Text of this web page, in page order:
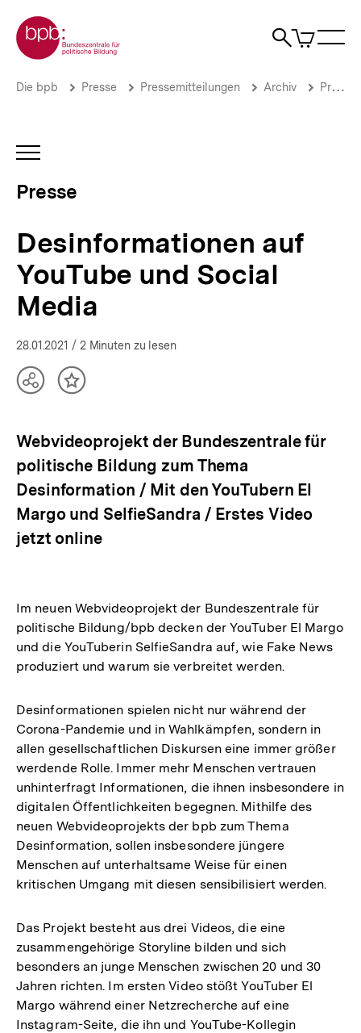
zum
Seiteninhalt
springen
Zur Startseite der bpb
Suche
Artikel
im
Desinformationen
Social
Media
Presse
Brotkrümelnavigation
Pfadnavigation
Die bpb Presse Pressemitteilungen Archiv Pressemitteilungen 2021
INHALTSNAVIGATION
Presse
Desinformationen auf
YouTube und Social
Media
28.01.2021 / 2 Minuten zu lesen
TeilenInhalt
Webvideoprojekt der Bundeszentrale für
politische Bildung zum Thema
Desinformation / Mit den YouTubern El
Margo und SelfieSandra / Erstes Video
jetzt online
Im neuen Webvideoprojekt der Bundeszentrale für
politische Bildung/bpb decken der YouTuber El Margo
und die YouTuberin SelfieSandra auf, wie Fake News
produziert und warum sie verbreitet werden.
Desinformationen spielen nicht nur während der
Corona-Pandemie und in Wahlkämpfen, sondern in
allen gesellschaftlichen Diskursen eine immer größer
werdende Rolle. Immer mehr Menschen vertrauen
unhinterfragt Informationen, die ihnen insbesondere in
digitalen Öffentlichkeiten begegnen. Mithilfe des
neuen Webvideoprojekts der bpb zum Thema
Desinformation, sollen insbesondere jüngere
Menschen auf unterhaltsame Weise für einen
kritischen Umgang mit diesen sensibilisiert werden.
Das Projekt besteht aus drei Videos, die eine
zusammengehörige Storyline bilden und sich
besonders an junge Menschen zwischen 20 und 30
Jahren richten. Im ersten Video stößt YouTuber El
Margo während einer Netzrecherche auf eine
Instagram-Seite, die ihn und YouTube-Kollegin